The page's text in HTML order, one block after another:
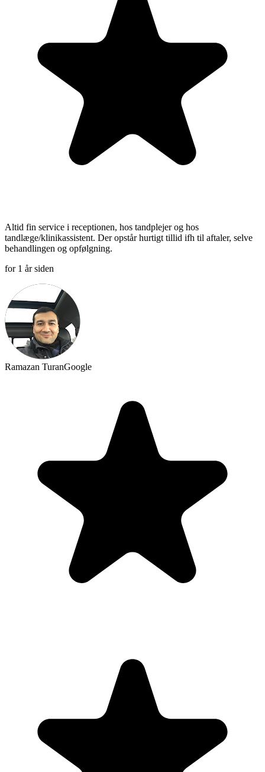
Altid fin service i receptionen, hos tandplejer og hos
tandlæge/klinikassistent. Der opstår hurtigt tillid ifh til aftaler, selve
behandlingen og opfølgning.
for 1 år siden
Ramazan TuranGoogle